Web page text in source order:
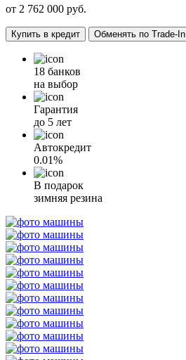
от 2 762 000 руб.
Купить в кредит Обменять по Trade-In
18 банков
на выбор
Гарантия
до 5 лет
Автокредит
0.01%
В подарок
зимняя резина